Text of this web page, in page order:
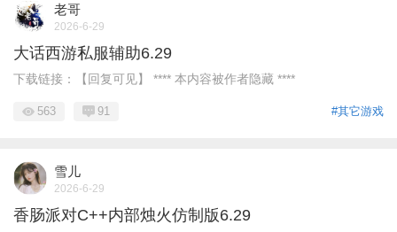
老哥
2026-6-29
大话西游私服辅助6.29
下载链接：【回复可见】 **** 本内容被作者隐藏 ****
#其它游戏
563 91
雪儿
2026-6-29
香肠派对C++内部烛火仿制版6.29